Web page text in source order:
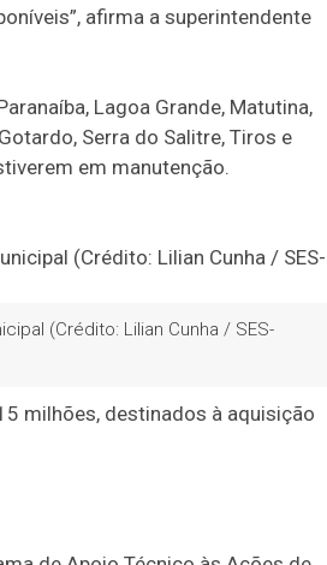
afirma a superintendente
Lagoa Grande, Matutina,
Serra do Salitre, Tiros e
em manutenção.
(Crédito: Lilian Cunha / SES-
milhões, destinados à aquisição